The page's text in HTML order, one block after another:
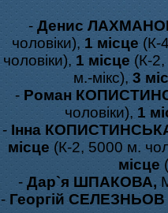
- Денис
чоловіки), 1 місце(К-
чоловіки), 1 місце (К-2,
м.-мікс), 3
- Роман
чоловіки), 1
- Інна
місце (К-2, 5000 м.
місце
- Дар`я ШПАКОВА,
- Георгій СЕЛЕЗНЬОВ